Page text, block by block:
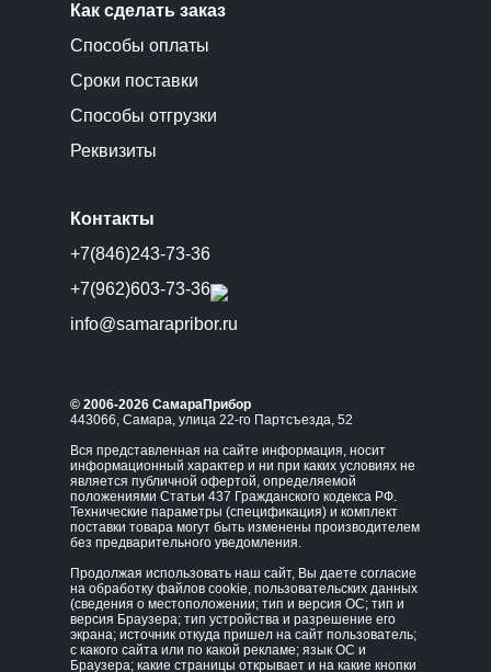
Как сделать заказ
Способы оплаты
Сроки поставки
Способы отгрузки
Реквизиты
Контакты
+7(846)243-73-36
+7(962)603-73-36
info@samarapribor.ru
© 2006-2026 СамараПрибор
443066, Самара, улица 22-го Партсъезда, 52
Вся представленная на сайте информация, носит
информационный характер и ни при каких условиях не
является публичной офертой, определяемой
положениями Статьи 437 Гражданского кодекса РФ.
Технические параметры (спецификация) и комплект
поставки товара могут быть изменены производителем
без предварительного уведомления.
Продолжая использовать наш сайт, Вы даете согласие
на обработку файлов cookie, пользовательских данных
(сведения о местоположении; тип и версия ОС; тип и
версия Браузера; тип устройства и разрешение его
экрана; источник откуда пришел на сайт пользователь;
с какого сайта или по какой рекламе; язык ОС и
Браузера; какие страницы открывает и на какие кнопки